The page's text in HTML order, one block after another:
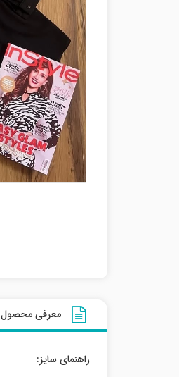
معرفی محصول
راهنمای سایز: